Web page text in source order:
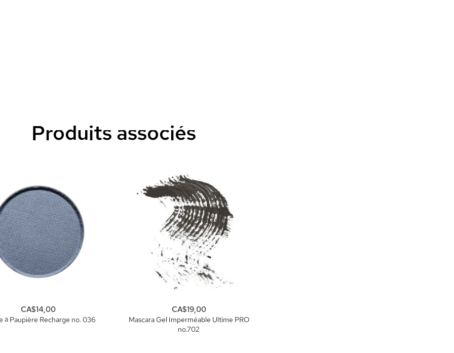
Produits associés
à Paupière Recharge no. 036
CA$14,00
Mascara Gel Imperméable Ultime PRO
no.702
CA$19,00